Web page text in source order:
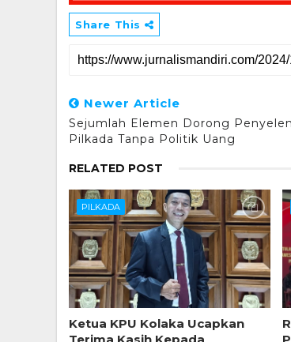
Share This
Newer Article
Sejumlah Elemen Dorong
Pilkada Tanpa Politik Uang
RELATED POST
PILKADA
Ketua KPU Kolaka Ucapkan